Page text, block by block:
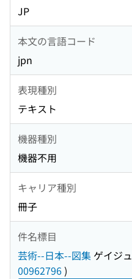
JP
本文の言語コード
jpn
表現種別
テキスト
機器種別
機器不用
キャリア種別
冊子
件名標目
芸術--日本--図集 ゲイジ
00962796)